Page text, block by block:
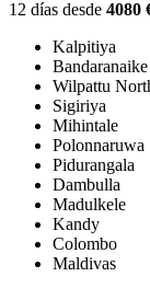
12 días desde 4080
Kalpitiya
Wilpattu
Sigiriya
Mihintale
Polonnaruwa
Pidurangala
Dambulla
Madulkele
Kandy
Colombo
Maldivas